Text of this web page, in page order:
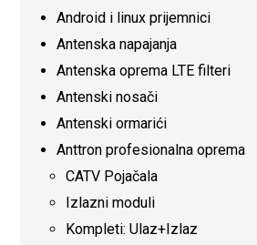
Android i linux prijemnici
Antenska napajanja
Antenska oprema LTE filteri
Antenski nosači
Antenski ormarići
Anttron profesionalna oprema
CATV Pojačala
Izlazni moduli
Kompleti: Ulaz+Izlaz